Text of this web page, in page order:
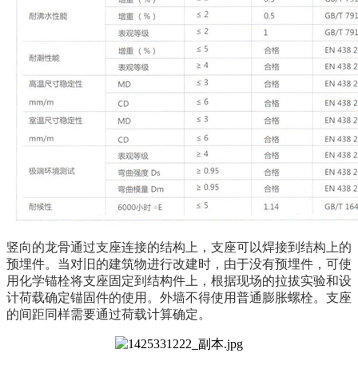
竖向的龙骨通过支座连接的结构上，支座可以焊接到结构上的
预埋件。当对旧的建筑物进行改建时，由于没有预埋件，可使
用化学锚栓将支座固定到结构件上，根据现场的拉拔实验和设
计荷载确定锚固件的使用。外墙不得使用普通膨胀螺栓。支座
的间距同样需要通过荷载计算确定。